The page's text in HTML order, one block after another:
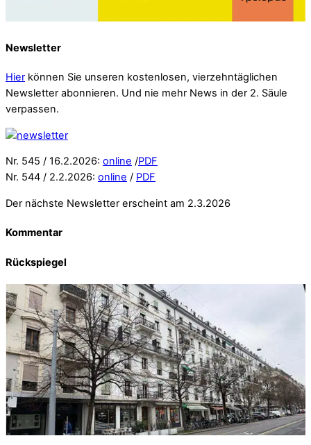
Newsletter
Hier können Sie unseren kostenlosen, vierzehntäglichen
Newsletter abonnieren. Und nie mehr News in der 2. Säule
verpassen.
Nr. 545 / 16.2.2026: online /PDF
Nr. 544 / 2.2.2026: online / PDF
Der nächste Newsletter erscheint am 2.3.2026
Kommentar
Rückspiegel